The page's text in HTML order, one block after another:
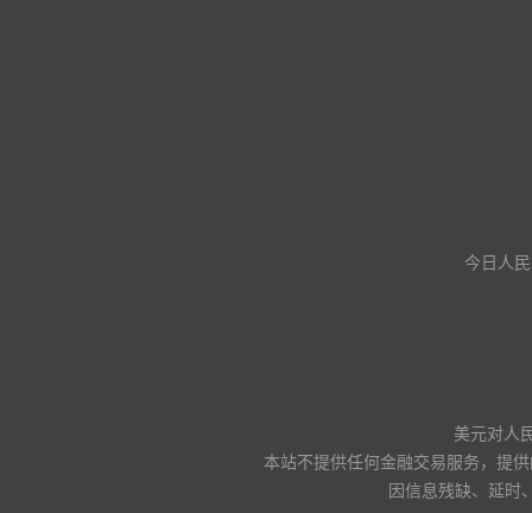
今日人
美元对人
本站不提供任何金融交易服务，提
因信息残缺、延时